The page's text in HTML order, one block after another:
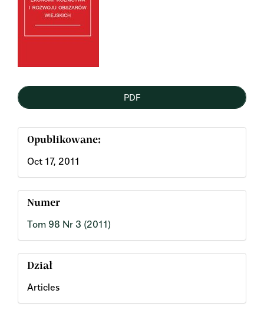
PDF
Opublikowane:
Oct 17, 2011
Numer
Tom 98 Nr 3 (2011)
Dział
Articles